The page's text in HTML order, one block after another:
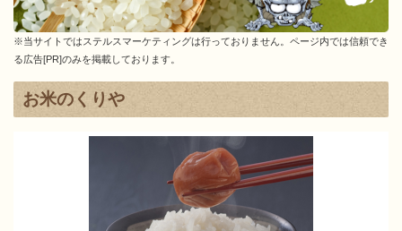
※当サイトではステルスマーケティングは行っておりません。ページ内では信頼でき
る広告[PR]のみを掲載しております。
お米のくりや